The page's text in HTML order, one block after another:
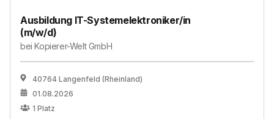
Ausbildung IT-Systemelektroniker/in
(m/w/d)
beiKopierer-Welt GmbH
40764 Langenfeld (Rheinland)
01.08.2026
1 Platz